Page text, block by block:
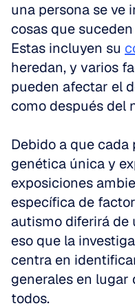
una persona se ve
cosas que
Estas incluyen su
heredan, y varios
pueden afectar el
como después del
Debido a que
genética única y
exposiciones
específica de
autismo diferirá de
eso que la
centra en
generales en lugar
todos.